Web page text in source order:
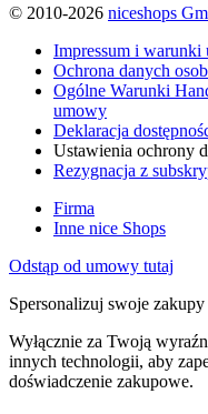
© 2010-2026 niceshops
Impressum i warunki
Ochrona danych
Ogólne Warunki
umowy
Deklaracja
Ustawienia ochrony
Rezygnacja z
Firma
Inne nice Shops
Odstąp od umowy tutaj
Spersonalizuj swoje zakupy
Wyłącznie za Twoją
innych technologii, aby
doświadczenie zakupowe.